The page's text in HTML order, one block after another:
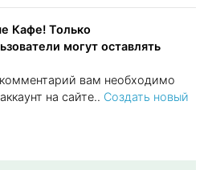
Кафе! Только
могут оставлять
вам необходимо
на сайте.. Создать новый